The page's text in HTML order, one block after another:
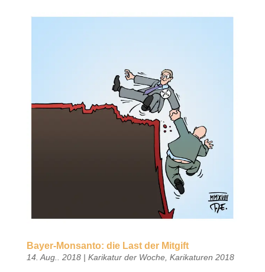
Bayer-Monsanto: die Last der Mitgift
14. Aug.. 2018| Karikatur der Woche, Karikaturen 2018